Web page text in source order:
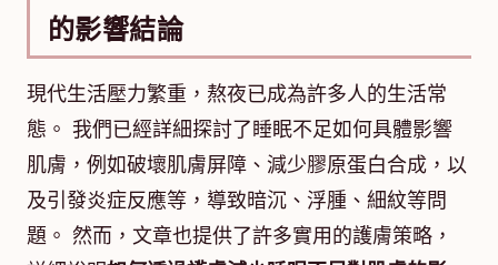
的影響結論
現代生活壓力繁重，熬夜已成為許多人的生活常
態。 我們已經詳細探討了睡眠不足如何具體影響
肌膚，例如破壞肌膚屏障、減少膠原蛋白合成，以
及引發炎症反應等，導致暗沉、浮腫、細紋等問
題。 然而，文章也提供了許多實用的護膚策略，